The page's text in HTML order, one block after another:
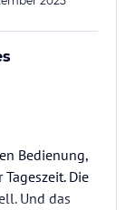
Bedienung,
Die
Und das